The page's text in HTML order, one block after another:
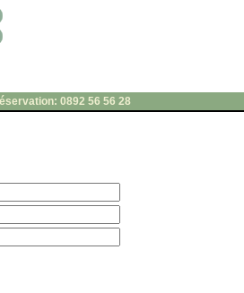
0892 56 56 28